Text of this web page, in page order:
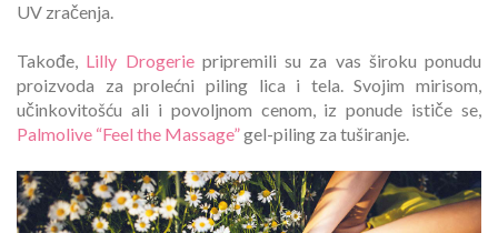
UV zračenja.
Takođe, Lilly Drogeriepripremili su za vas široku ponudu
proizvoda za prolećni piling lica i tela. Svojim mirisom,
učinkovitošću ali i povoljnom cenom, iz ponude ističe se,
Palmolive “Feel the Massage”gel-piling za tuširanje.